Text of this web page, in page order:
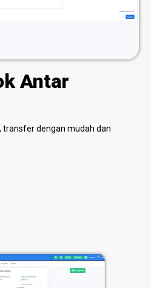
Antar
transfer dengan mudah dan